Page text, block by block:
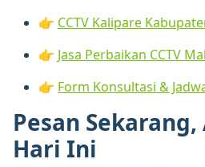
👉 CCTV Kalipare
👉 Jasa Perbaikan CCTV
👉 Form Konsultasi &
Pesan
Hari Ini